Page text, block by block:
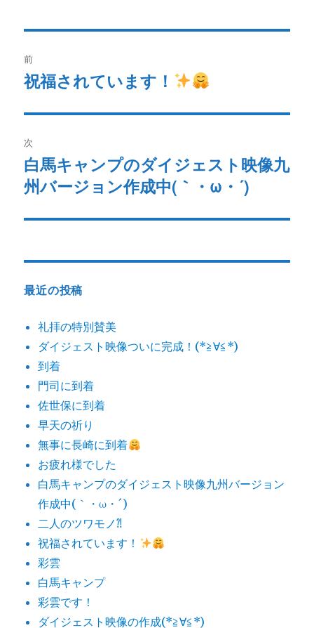
b
o
k
r
稿
ビ
ゲ
ー
シ
ン
前
過
の
投
稿:
祝福されています！
次
次
の
稿:
白馬キャンプのダイジェスト映像九
州バージョン作成中(｀・ω・´)
最近の投稿
礼拝の特別賛美
ダイジェスト映像ついに完成！(*≧∀≦*)
到着
門司に到着
佐世保に到着
早天の祈り
無事に長崎に到着
お疲れ様でした
白馬キャンプのダイジェスト映像九州バージョン
作成中(｀・ω・´)
二人のツワモノ⁈
祝福されています！
彩雲
白馬キャンプ
彩雲です！
ダイジェスト映像の作成(*≧∀≦*)